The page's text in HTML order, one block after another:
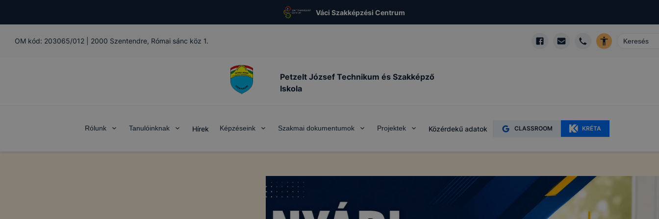
Váci Szakképzési Centrum
OM kód: 203065/012 2000 Szentendre, Római sánc köz 1.
Petzelt József Technikum és Szakképző
Iskola
Rólunk Tanulóinknak Hírek Képzéseink Szakmai dokumentumok Projektek Közérdekű adatok CLASSROOM KRÉTA